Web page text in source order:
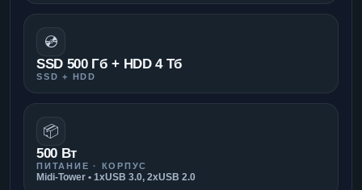
💿
SSD 500 Гб + HDD 4 Тб
SSD + HDD
📦
500 Вт
ПИТАНИЕ · КОРПУС
Midi-Tower • 1xUSB 3.0, 2xUSB 2.0